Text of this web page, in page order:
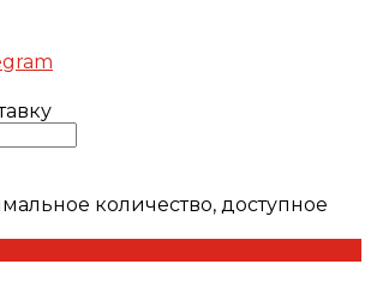
количество, доступное